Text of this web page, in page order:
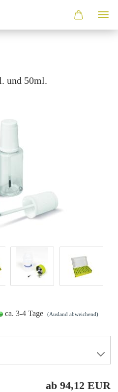
und 50ml.
ca. 3-4 Tage(Ausland abweichend)
ab 94,12 EUR